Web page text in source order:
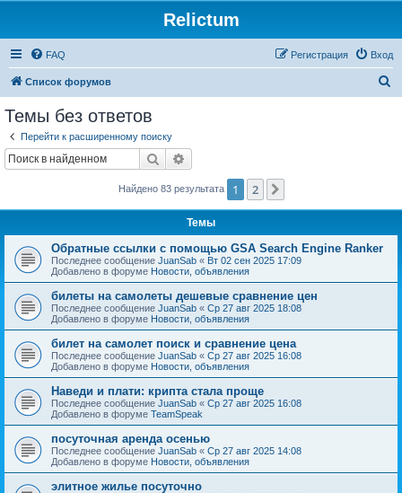
Relictum
FAQ Вход
Регистрация
Список форумов
Темы без ответов
Перейти к расширенному поиску
Поиск
Найдено 83 результата 1 2
Темы
Обратные ссылки с помощью GSA Search Engine Ranker
Последнее сообщение JuanSab « Вт 02 сен 2025 17:09
Добавлено в форуме Новости, объявления
билеты на самолеты дешевые сравнение цен
Последнее сообщение JuanSab « Ср 27 авг 2025 18:08
Добавлено в форуме Новости, объявления
билет на самолет поиск и сравнение цена
Последнее сообщение JuanSab « Ср 27 авг 2025 16:08
Добавлено в форуме Новости, объявления
Наведи и плати: крипта стала проще
Последнее сообщение JuanSab « Ср 27 авг 2025 16:08
Добавлено в форуме TeamSpeak
посуточная аренда осенью
Последнее сообщение JuanSab « Ср 27 авг 2025 14:08
Добавлено в форуме Новости, объявления
элитное жилье посуточно